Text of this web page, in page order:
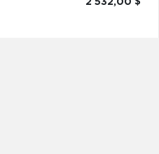
2 532,00 $